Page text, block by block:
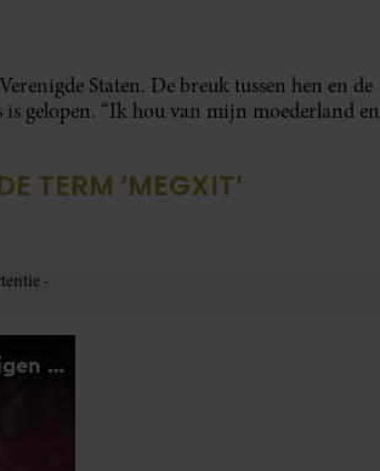
Staten. De breuk tussen hen en de
gelopen. “Ik hou van mijn moederland en
TERM ‘MEGXIT’